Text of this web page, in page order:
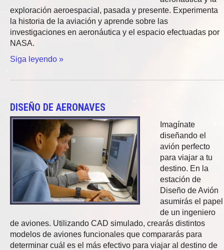
exploración aeroespacial, pasada y presente. Experimenta
la historia de la aviación y aprende sobre las
investigaciones en aeronáutica y el espacio efectuadas por
NASA.
Siga leyendo »
DISEÑO DE AERONAVES
Imagínate
diseñando el
avión perfecto
para viajar a tu
destino. En la
estación de
Diseño de Avión
asumirás el papel
de un ingeniero
de aviones. Utilizando CAD simulado, crearás distintos
modelos de aviones funcionales que compararás para
determinar cuál es el más efectivo para viajar al destino de